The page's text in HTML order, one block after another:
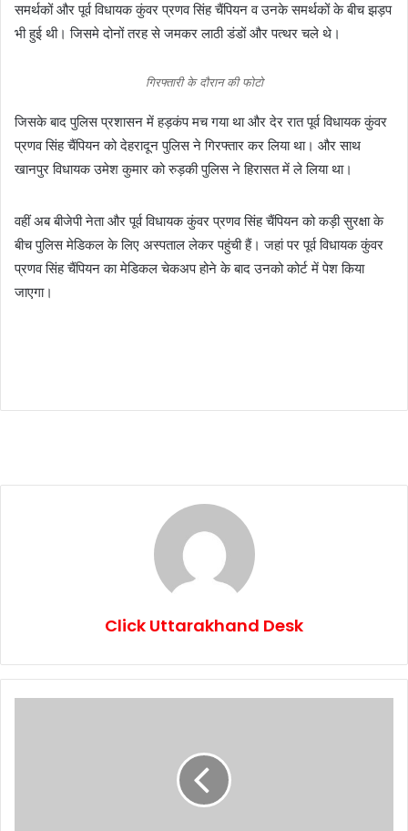
समर्थकों और पूर्व विधायक कुंवर प्रणव सिंह चैंपियन व उनके समर्थकों के बीच झड़प
भी हुई थी। जिसमे दोनों तरह से जमकर लाठी डंडों और पत्थर चले थे।
गिरफ्तारी के दौरान की फोटो
जिसके बाद पुलिस प्रशासन में हड़कंप मच गया था और देर रात पूर्व विधायक कुंवर
प्रणव सिंह चैंपियन को देहरादून पुलिस ने गिरफ्तार कर लिया था। और साथ
खानपुर विधायक उमेश कुमार को रुड़की पुलिस ने हिरासत में ले लिया था।
वहीं अब बीजेपी नेता और पूर्व विधायक कुंवर प्रणव सिंह चैंपियन को कड़ी सुरक्षा के
बीच पुलिस मेडिकल के लिए अस्पताल लेकर पहुंची हैं। जहां पर पूर्व विधायक कुंवर
प्रणव सिंह चैंपियन का मेडिकल चेकअप होने के बाद उनको कोर्ट में पेश किया
जाएगा।
Click Uttarakhand Desk